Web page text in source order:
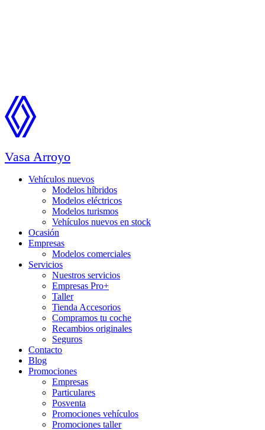
Vasa Arroyo
Vehículos nuevos
Modelos híbridos
Modelos eléctricos
Modelos turismos
Vehículos nuevos en stock
Ocasión
Empresas
Modelos comerciales
Servicios
Nuestros servicios
Empresas Pro+
Taller
Tienda Accesorios
Compramos tu coche
Recambios originales
Seguros
Contacto
Blog
Promociones
Empresas
Particulares
Posventa
Promociones vehículos
Promociones taller